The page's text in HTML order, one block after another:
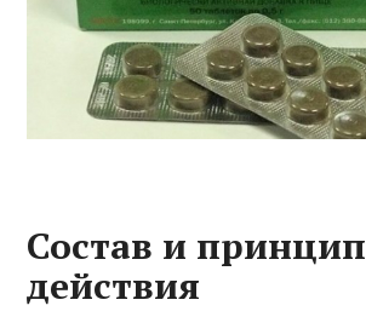
Состав и принцип
действия